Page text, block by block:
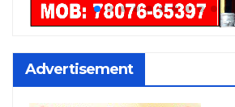
Advertisement